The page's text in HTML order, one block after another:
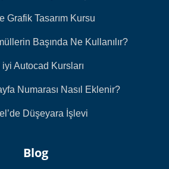
Grafik Tasarım Kursu
Başında Ne Kullanılır?
iyi Autocad Kursları
Numarası Nasıl Eklenir?
Düşeyara İşlevi
Blog